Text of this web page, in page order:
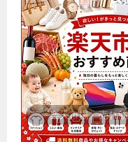
『楽天市場』売れ